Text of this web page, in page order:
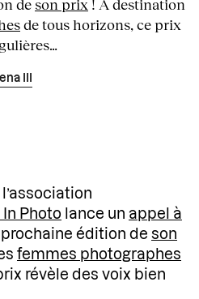
de son prix ! À destination
de tous horizons, ce prix
III
Photo lance un appel à
édition de son
femmes photographes
révèle des voix bien